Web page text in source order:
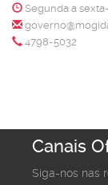
Segunda a
4798-5032
Canais
Siga-nos nas